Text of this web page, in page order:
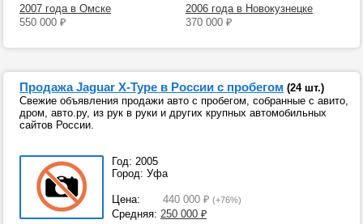
2007 года в Омске
550 000 ₽
2006 года в Новокузнецке
370 000 ₽
Продажа Jaguar X-Type в России с пробегом (24 шт.)
Свежие объявления продажи авто с пробегом, собранные с авито,
дром, авто.ру, из рук в руки и других крупных автомобильных
сайтов России.
Год: 2005
Город: Уфа
Цена: 440 000 ₽ (+76%)
Средняя: 250 000 ₽